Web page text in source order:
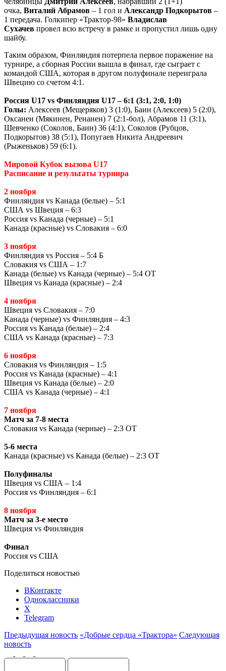
очка, Виталий Абрамов – 1 гол и Александр Подкорытов –
1 передача. Голкипер «Трактор-98» Владислав
Сухачев провел всю встречу в рамке и пропустил лишь одну
шайбу.
Таким образом, Финляндия потерпела первое поражение на
турнире, а сборная России вышла в финал, где сыграет с
командой США, которая в другом полуфинале переиграла
Швецию со счетом 4:1.
Россия U17 vs Финляндия U17 – 6:1 (3:1, 2:0, 1:0)
Голы: Алексеев (Мещеряков) 3 (1:0), Баин (Алексеев) 5 (2:0),
Оксанен (Мякинен, Ренанен) 7 (2:1-бол), Абрамов 11 (3:1),
Шевченко (Соколов, Баин) 36 (4:1), Соколов (Рубцов,
Подкорытов) 38 (5:1), Попугаев Никита Андреевич
(Рыженьков) 59 (6:1).
Мировой Кубок вызова U17
Расписание и результаты турнира
2 ноября
Финляндия vs Канада (белые) – 5:1
США vs Швеция – 6:3
Россия vs Канада (черные) – 5:1
Канада (красные) vs Словакия – 6:0
3 ноября
Финляндия vs Россия – 5:4 Б
Словакия vs США – 1:7
Канада (белые) vs Канада (черные) – 5:4 ОТ
Швеция vs Канада (красные) – 2:4
4 ноября
Швеция vs Словакия – 7:0
Канада (черные) vs Финляндия – 4:3
Россия vs Канада (белые) – 2:4
США vs Канада (красные) – 7:3
6 ноября
Словакия vs Финляндия – 1:5
Россия vs Канада (красные) – 4:1
Швеция vs Канада (белые) – 2:0
США vs Канада (черные) – 4:1
7 ноября
Матч за 7-8 места
Словакия vs Канада (черные) – 2:3 ОТ
5-6 места
Канада (красные) vs Канада (белые) – 2:3 ОТ
Полуфиналы
Швеция vs США – 1:4
Россия vs Финляндия – 6:1
8 ноября
Матч за 3-е место
Швеция vs Финляндия
Финал
Россия vs США
Поделиться новостью
ВКонтакте
Одноклассники
X
Telegram
Предыдущая новость «Добрые сердца «Трактора» Следующая
новость